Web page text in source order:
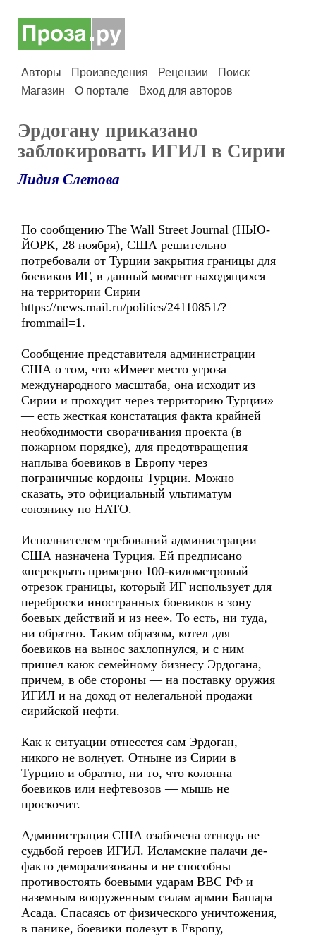
Авторы Произведения Рецензии
Поиск
Магазин
О портале Вход для авторов
Эрдогану приказано
заблокировать ИГИЛ в Сирии
Лидия Слетова
По сообщению The Wall Street Journal (НЬЮ-
ЙОРК, 28 ноября), США решительно
потребовали от Турции закрытия границы для
боевиков ИГ, в данный момент находящихся
на территории Сирии
https://news.mail.ru/politics/24110851/?
frommail=1.
Сообщение представителя администрации
США о том, что «Имеет место угроза
международного масштаба, она исходит из
Сирии и проходит через территорию Турции»
— есть жесткая констатация факта крайней
необходимости сворачивания проекта (в
пожарном порядке), для предотвращения
наплыва боевиков в Европу через
пограничные кордоны Турции. Можно
сказать, это официальный ультиматум
союзнику по НАТО.
Исполнителем требований администрации
США назначена Турция. Ей предписано
«перекрыть примерно 100-километровый
отрезок границы, который ИГ использует для
переброски иностранных боевиков в зону
боевых действий и из нее». То есть, ни туда,
ни обратно. Таким образом, котел для
боевиков на вынос захлопнулся, и с ним
пришел каюк семейному бизнесу Эрдогана,
причем, в обе стороны — на поставку оружия
ИГИЛ и на доход от нелегальной продажи
сирийской нефти.
Как к ситуации отнесется сам Эрдоган,
никого не волнует. Отныне из Сирии в
Турцию и обратно, ни то, что колонна
боевиков или нефтевозов — мышь не
проскочит.
Администрация США озабочена отнюдь не
судьбой героев ИГИЛ. Исламские палачи де-
факто деморализованы и не способны
противостоять боевыми ударам ВВС РФ и
наземным вооруженным силам армии Башара
Асада. Спасаясь от физического уничтожения,
в панике, боевики полезут в Европу,